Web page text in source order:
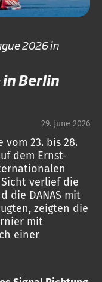
2026 in
in Berlin
29. June 2026
vom 23. bis 28.
dem Ernst-
verlief die
die DANAS mit
zeigten die
mit
einer